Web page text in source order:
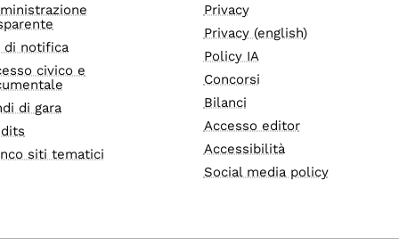
di notifica
civico e
di gara
siti tematici
Privacy
Privacy (english)
Policy IA
Concorsi
Bilanci
Accesso editor
Accessibilità
Social media policy